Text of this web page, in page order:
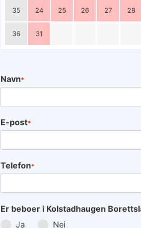
35 24 25 26 27 28
36 31
Navn*
E-post*
Telefon*
Er beboer i Kolstadhaugen
Ja Nei